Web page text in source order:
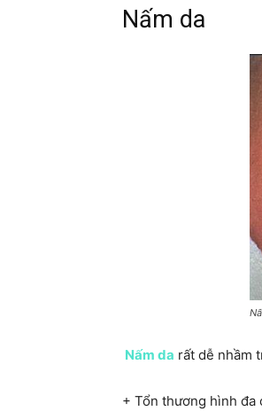
Nấm da
Nấm da rất dễ nhầm
+ Tổn thương hình đa